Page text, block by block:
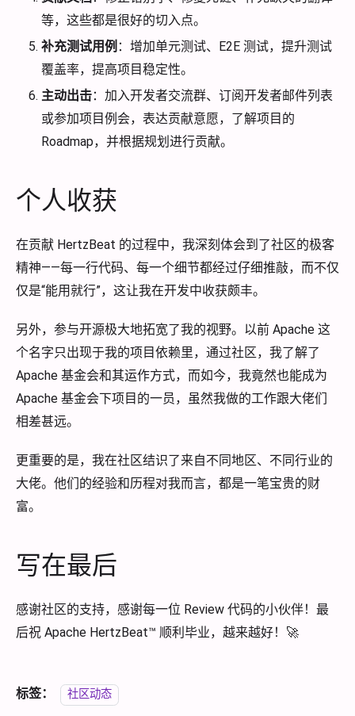
等，这些都是很好的切入点。
补充测试用例 ：增加单元测试、E2E 测试，提升测试
覆盖率，提高项目稳定性。
主动出击：加入开发者交流群、订阅开发者邮件列表
或参加项目例会，表达贡献意愿，了解项目的
Roadmap，并根据规划进行贡献。
个人收获
在贡献 HertzBeat 的过程中，我深刻体会到了社区的极客
精神——每一行代码、每一个细节都经过仔细推敲，而不仅
仅是“能用就行”，这让我在开发中收获颇丰。
另外，参与开源极大地拓宽了我的视野。以前 Apache 这
个名字只出现于我的项目依赖里，通过社区，我了解了
Apache 基金会和其运作方式，而如今，我竟然也能成为
Apache 基金会下项目的一员，虽然我做的工作跟大佬们
相差甚远。
更重要的是，我在社区结识了来自不同地区、不同行业的
大佬。他们的经验和历程对我而言，都是一笔宝贵的财
富。
写在最后
感谢社区的支持，感谢每一位 Review 代码的小伙伴！最
后祝 Apache HertzBeat™ 顺利毕业，越来越好！🚀
标签： 社区动态